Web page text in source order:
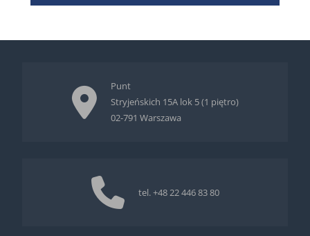
Punt
Stryjeńskich 15A lok 5 (1 piętro)
02-791 Warszawa
tel. +48 22 446 83 80